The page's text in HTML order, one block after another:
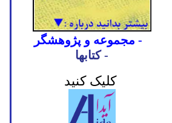
- مجموعه و پژوهشگر
- کتابها
کلیک کنید